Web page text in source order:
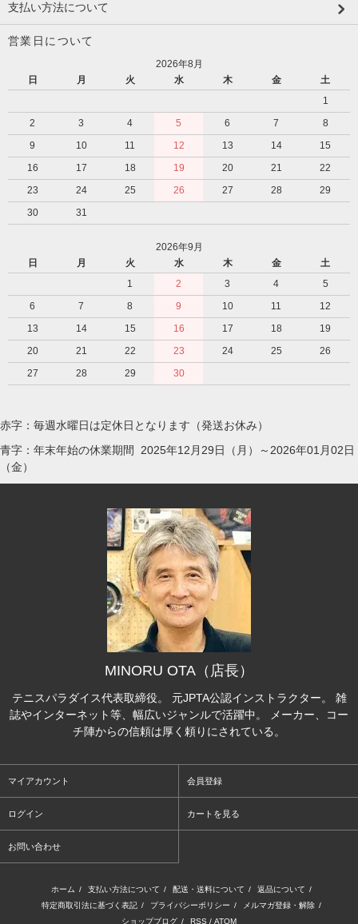
支払い方法について
営業日について
2026年8月
日
月 火 水 木 金
土
1
2
3 4 5 6 7
8
9
10 11 12 13 14
15
16
17 18 19 20 21
22
23
24 25 26 27 28
29
30
31
2026年9月
日
月 火 水 木 金
土
1
2 3 4
5
6
7 8 9 10 11
12
13
14 15 16 17 18
19
20
21 22 23 24 25
26
27
28 29 30
赤字：毎週水曜日は定休日となります（発送お休み）
青字：年末年始の休業期間 2025年12月29日（月）～2026年01月02日
（金）
MINORU OTA（店長）
テニスパラダイス代表取締役。 元JPTA公認インストラクター。 雑
誌やインターネット等、幅広いジャンルで活躍中。 メーカー、コー
チ陣からの信頼は厚く頼りにされている。
マイアカウント 会員登録
ログイン カートを見る
お問い合わせ
ホーム / 支払い方法について / 配送・送料について / 返品について /
特定商取引法に基づく表記 / プライバシーポリシー / メルマガ登録・解除 /
ショップブログ / RSS / ATOM